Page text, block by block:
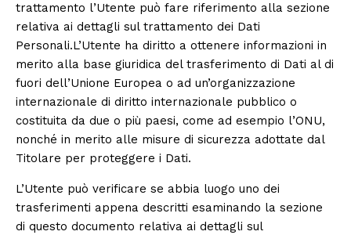
trattamento l’Utente può fare riferimento alla sezione
relativa ai dettagli sul trattamento dei Dati
Personali.L’Utente ha diritto a ottenere informazioni in
merito alla base giuridica del trasferimento di Dati al di
fuori dell’Unione Europea o ad un’organizzazione
internazionale di diritto internazionale pubblico o
costituita da due o più paesi, come ad esempio l’ONU,
nonché in merito alle misure di sicurezza adottate dal
Titolare per proteggere i Dati.
L’Utente può verificare se abbia luogo uno dei
trasferimenti appena descritti esaminando la sezione
di questo documento relativa ai dettagli sul